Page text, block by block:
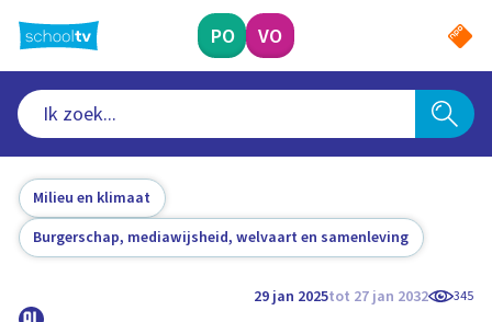
naar
hoofdinhoud
PO VO
Milieu en klimaat
Burgerschap, mediawijsheid, welvaart en samenleving
29 jan 2025tot 27 jan 2032 345